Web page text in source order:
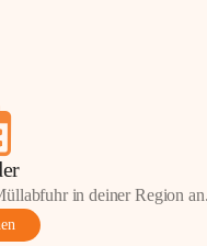
in deiner Region